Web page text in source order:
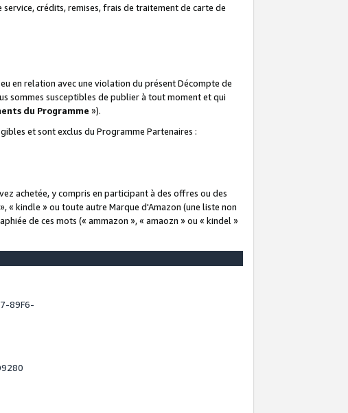
crédits, remises, frais de traitement de carte de
en relation avec une violation du présent Décompte de
sommes susceptibles de publier à tout moment et qui
du Programme »).
et sont exclus du Programme Partenaires :
achetée, y compris en participant à des offres ou des
« kindle » ou toute autre Marque d'Amazon (une liste non
de ces mots (« ammazon », « amaozn » ou « kindel »
89F6-